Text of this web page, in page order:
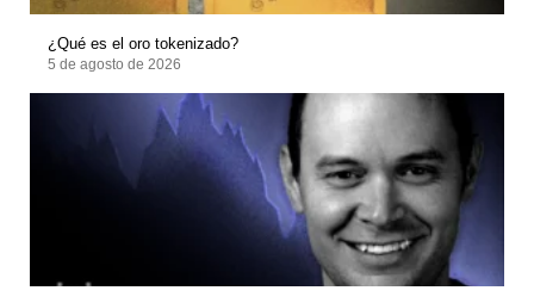
¿Qué es el oro tokenizado?
5 de agosto de 2026